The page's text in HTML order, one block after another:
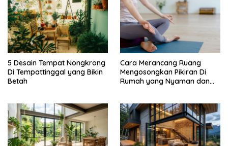
5 Desain Tempat Nongkrong
Di Tempattinggal yang Bikin
Betah
Cara Merancang Ruang
Mengosongkan Pikiran Di
Rumah yang Nyaman dan